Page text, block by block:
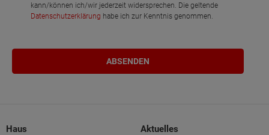
kann/können ich/wir jederzeit widersprechen. Die geltende
Datenschutzerklärung habe ich zur Kenntnis genommen.
Haus Aktuelles